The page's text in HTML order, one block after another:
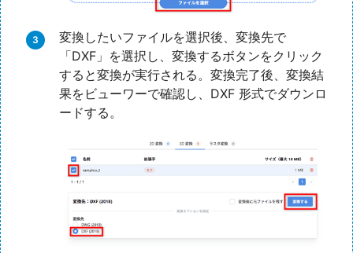
変換したいファイルを選択後、変換先で
「DXF」を選択し、変換するボタンをクリック
すると変換が実行される。変換完了後、変換結
果をビューワーで確認し、DXF 形式でダウンロ
ードする。